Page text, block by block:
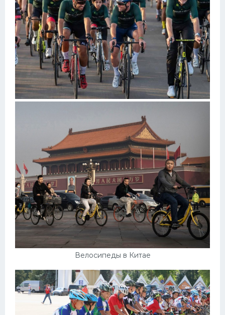
Велосипеды в Китае